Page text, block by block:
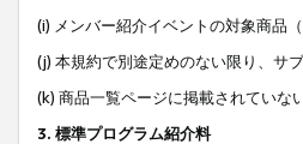
(i) メンバー紹介イベントの対象商品
(j) 本規約で別途定めのない限り、サ
(k) 商品一覧ページに掲載されていな
3. 標準プログラム紹介料